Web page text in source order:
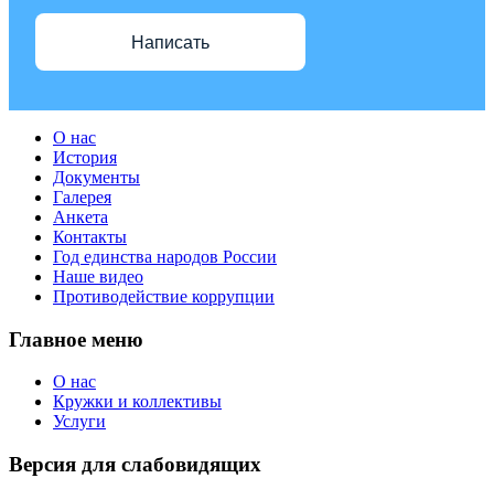
Написать
О нас
История
Документы
Галерея
Анкета
Контакты
Год единства народов России
Наше видео
Противодействие коррупции
Главное меню
О нас
Кружки и коллективы
Услуги
Версия для слабовидящих